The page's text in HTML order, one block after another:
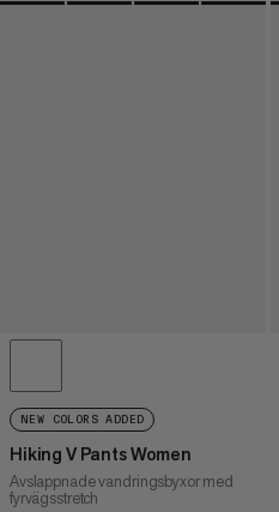
NEW COLORS ADDED
Hiking V Pants Women
Avslappnade vandringsbyxor med
fyrvägsstretch